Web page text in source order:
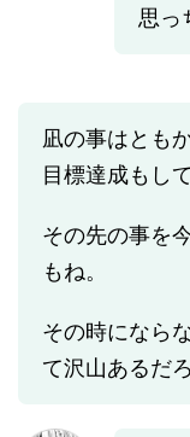
思っ
凪の事はとも
目標達成もし
その先の事を
もね。
その時になら
て沢山あるだ